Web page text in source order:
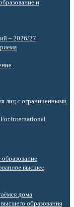
и
– 2026/27
лиц с ограниченными
international
образование
высшее
дома
образования